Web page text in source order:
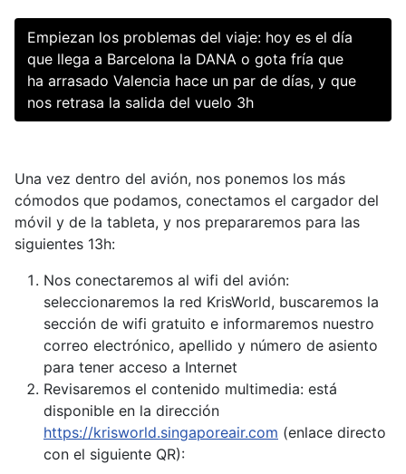
Empiezan los problemas del viaje: hoy es el día
que llega a Barcelona la DANA o gota fría que
ha arrasado Valencia hace un par de días, y que
nos retrasa la salida del vuelo 3h
Una vez dentro del avión, nos ponemos los más
cómodos que podamos, conectamos el cargador del
móvil y de la tableta, y nos prepararemos para las
siguientes 13h:
Nos conectaremos al wifi del avión:
seleccionaremos la red KrisWorld, buscaremos la
sección de wifi gratuito e informaremos nuestro
correo electrónico, apellido y número de asiento
para tener acceso a Internet
Revisaremos el contenido multimedia: está
disponible en la dirección
https://krisworld.singaporeair.com (enlace directo
con el siguiente QR):